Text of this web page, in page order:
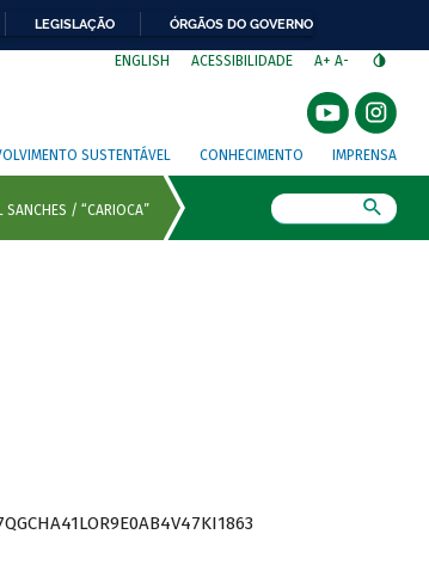
LEGISLAÇÃO ÓRGÃOS DO GOVERNO
ENGLISH ACESSIBILIDADE A+ A-
SUSTENTÁVEL CONHECIMENTO IMPRENSA